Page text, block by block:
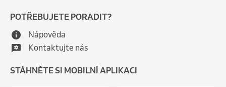
POTŘEBUJETE PORADIT?
Nápověda
Kontaktujte nás
STÁHNĚTE SI MOBILNÍ APLIKACI